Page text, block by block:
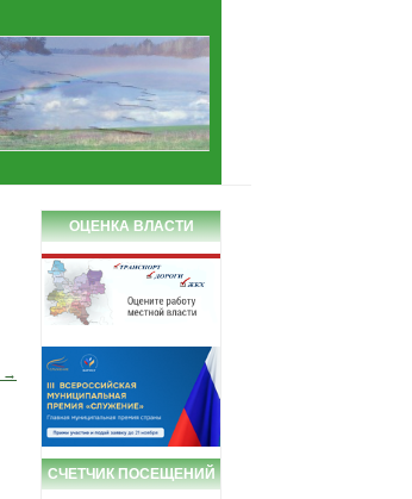
→
ОЦЕНКА ВЛАСТИ
СЧЕТЧИК ПОСЕЩЕНИЙ